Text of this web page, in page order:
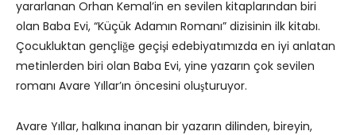
yararlanan Orhan Kemal’in en sevilen kitaplarından biri
olan Baba Evi, “Küçük Adamın Romanı” dizisinin ilk kitabı.
Çocukluktan gençliğe geçişi edebiyatımızda en iyi anlatan
metinlerden biri olan Baba Evi, yine yazarın çok sevilen
romanı Avare Yıllar’ın öncesini oluşturuyor.
Avare Yıllar, halkına inanan bir yazarın dilinden, bireyin,